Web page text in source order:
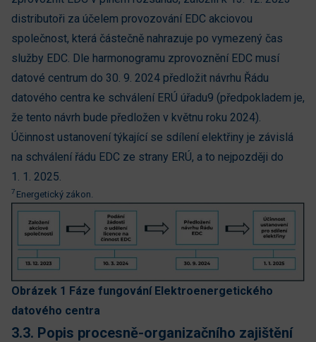
distributoři za účelem provozování EDC akciovou
společnost, která částečně nahrazuje po vymezený čas
služby EDC. Dle harmonogramu zprovoznění EDC musí
datové centrum do 30. 9. 2024 předložit návrhu Řádu
datového centra ke schválení ERÚ úřadu9 (předpokladem je,
že tento návrh bude předložen v květnu roku 2024).
Účinnost ustanovení týkající se sdílení elektřiny je závislá
na schválení řádu EDC ze strany ERÚ, a to nejpozději do
1. 1. 2025.
7 Energetický zákon.
Obrázek 1 Fáze fungování Elektroenergetického
datového centra
3.3. Popis procesně-organizačního zajištění